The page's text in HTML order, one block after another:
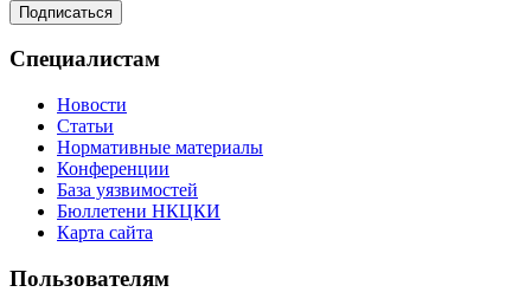
Специалистам
Новости
Статьи
Нормативные материалы
Конференции
База уязвимостей
Бюллетени НКЦКИ
Карта сайта
Пользователям